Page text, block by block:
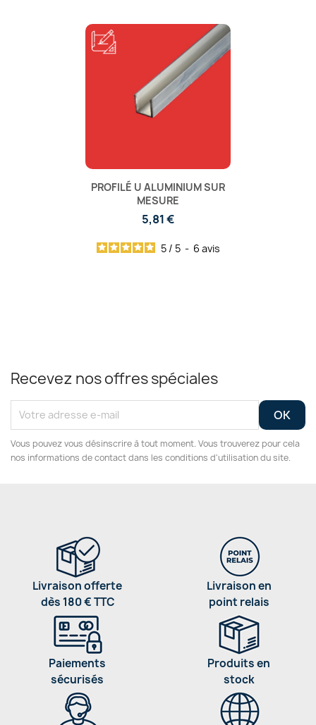
PROFILÉ U ALUMINIUM SUR
MESURE
5,81 €
5 / 5 - 6 avis
Recevez nos offres spéciales
Vous pouvez vous désinscrire à tout moment. Vous trouverez pour cela
nos informations de contact dans les conditions d'utilisation du site.
Livraison offerte
dès 180 € TTC
Livraison en
point relais
Paiements
sécurisés
Produits en
stock